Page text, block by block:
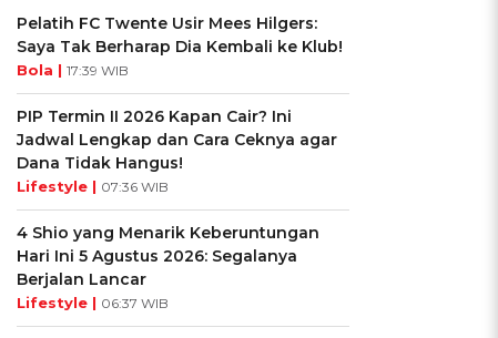
Pelatih FC Twente Usir Mees Hilgers:
Saya Tak Berharap Dia Kembali ke Klub!
Bola | 17:39 WIB
PIP Termin II 2026 Kapan Cair? Ini
Jadwal Lengkap dan Cara Ceknya agar
Dana Tidak Hangus!
Lifestyle | 07:36 WIB
4 Shio yang Menarik Keberuntungan
Hari Ini 5 Agustus 2026: Segalanya
Berjalan Lancar
Lifestyle | 06:37 WIB